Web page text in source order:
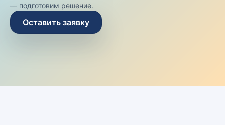
— подготовим решение.
Оставить заявку